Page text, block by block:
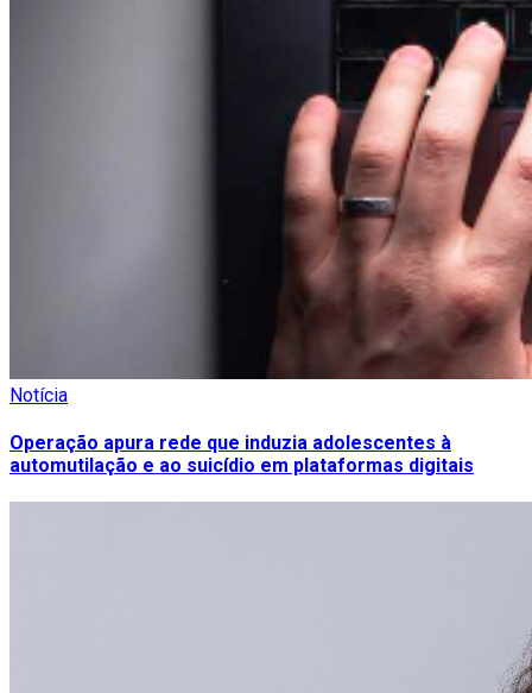
Notícia
Operação apura rede que induzia adolescentes à
automutilação e ao suicídio em plataformas digitais